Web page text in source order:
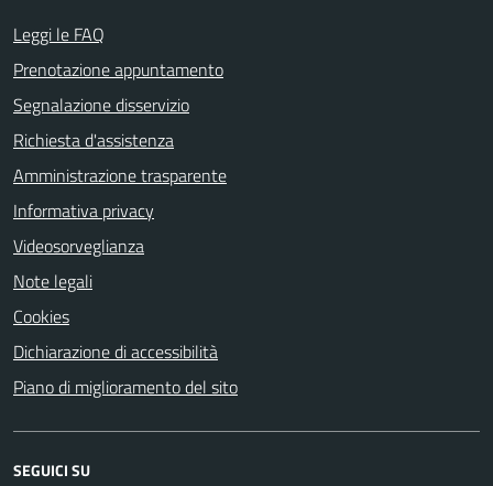
Leggi le FAQ
Prenotazione appuntamento
Segnalazione disservizio
Richiesta d'assistenza
Amministrazione trasparente
Informativa privacy
Videosorveglianza
Note legali
Cookies
Dichiarazione di accessibilità
Piano di miglioramento del sito
SEGUICI SU